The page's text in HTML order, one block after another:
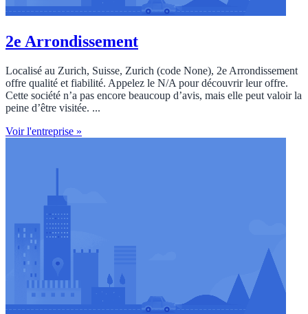
2e Arrondissement
Localisé au Zurich, Suisse, Zurich (code None), 2e Arrondissement
offre qualité et fiabilité. Appelez le N/A pour découvrir leur offre.
Cette société n’a pas encore beaucoup d’avis, mais elle peut valoir la
peine d’être visitée. ...
Voir l'entreprise »